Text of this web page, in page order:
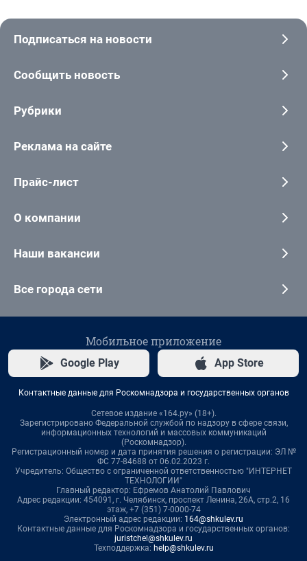
Подписаться на новости
Сообщить новость
Рубрики
Реклама на сайте
Прайс-лист
О компании
Наши вакансии
Все города сети
Мобильное приложение
Google Play App Store
Контактные данные для Роскомнадзора и государственных органов
Сетевое издание «164.ру» (18+).
Зарегистрировано Федеральной службой по надзору в сфере связи,
информационных технологий и массовых коммуникаций
(Роскомнадзор).
Регистрационный номер и дата принятия решения о регистрации: ЭЛ №
ФС 77-84688 от 06.02.2023 г.
Учредитель: Общество с ограниченной ответственностью "ИНТЕРНЕТ
ТЕХНОЛОГИИ"
Главный редактор: Ефремов Анатолий Павлович
Адрес редакции: 454091, г. Челябинск, проспект Ленина, 26А, стр.2, 16
этаж, +7 (351) 7-0000-74
Электронный адрес редакции: 164@shkulev.ru
Контактные данные для Роскомнадзора и государственных органов:
juristchel@shkulev.ru
Техподдержка: help@shkulev.ru